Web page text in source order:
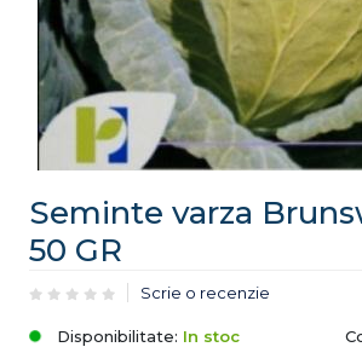
Seminte varza
50 GR
Scrie o recenzie
Disponibilitate: In stoc